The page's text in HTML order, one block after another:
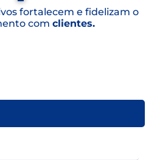
fortalecem e fidelizam o
com clientes.